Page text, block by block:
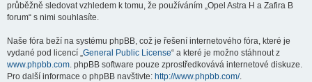
průběžně sledovat vzhledem k tomu, že používáním „Opel Astra H a Zafira B
forum“ s nimi souhlasíte.
Naše fóra beží na systému phpBB, což je řešení internetového fóra, které je
vydané pod licencí „General Public License“ a které je možno stáhnout z
www.phpbb.com. phpBB software pouze zprostředkovává internetové diskuze.
Pro další informace o phpBB navštivte: http://www.phpbb.com/.